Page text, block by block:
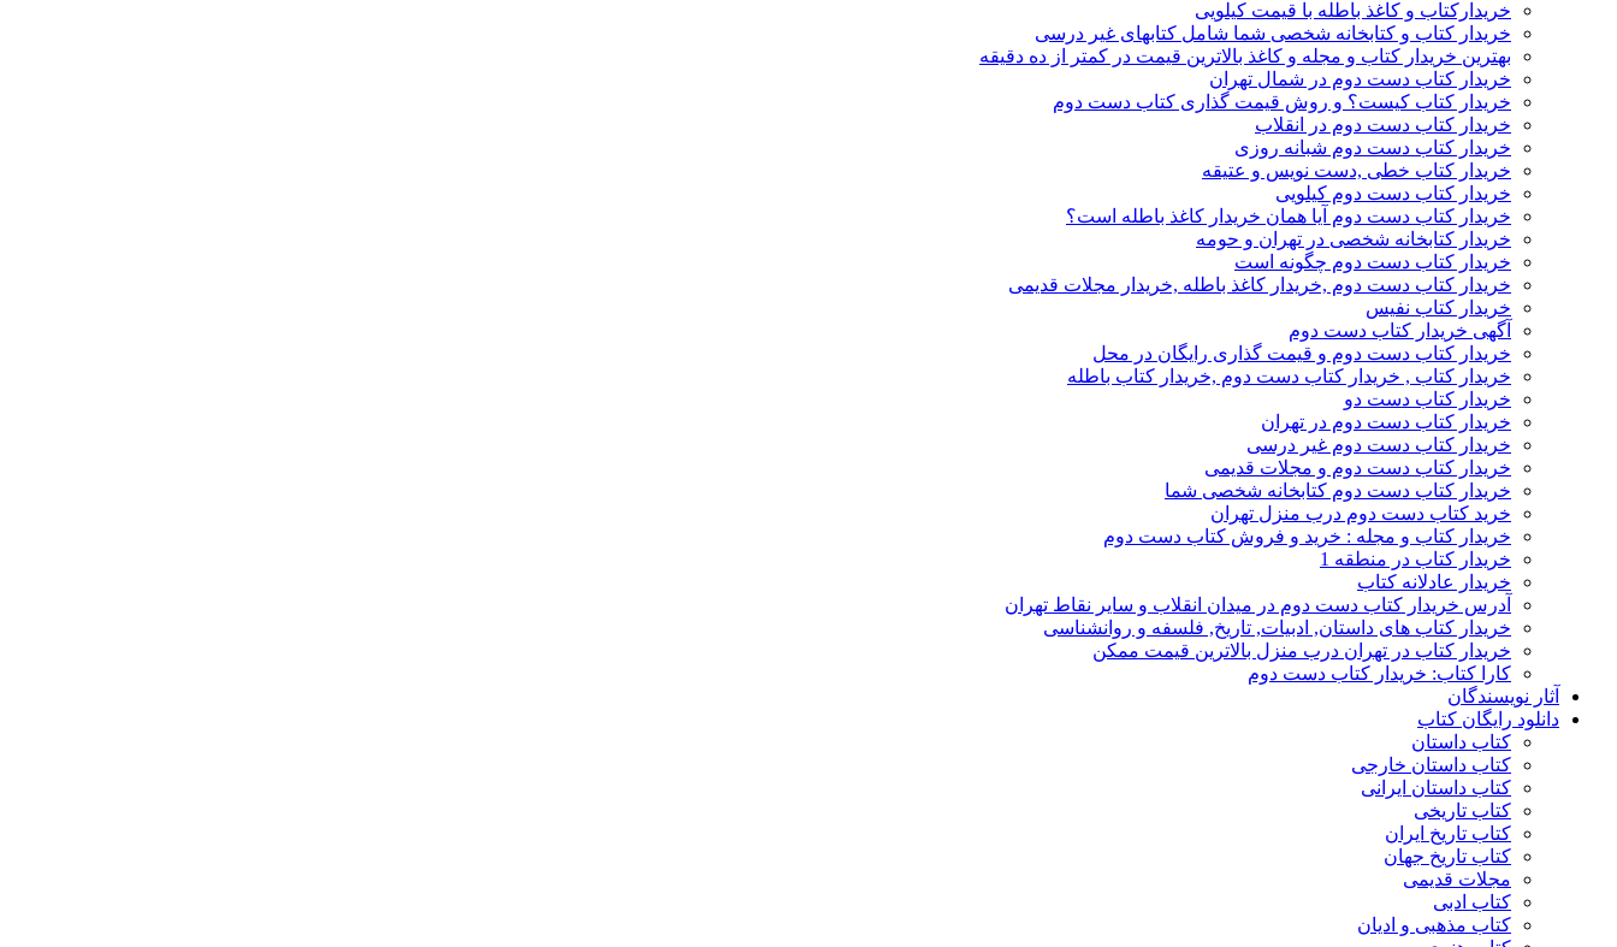
خریدارکتاب و کاغذ باطله با قیمت کیلویی
خریدار کتاب و کتابخانه شخصی شما شامل کتابهای غیر درسی
بهترین خریدار کتاب و مجله و کاغذ بالاترین قیمت در کمتر از ده دقیقه
خریدار کتاب دست دوم در شمال تهران
خریدار کتاب کیست؟ و روش قیمت گذاری کتاب دست دوم
خریدار کتاب دست دوم در انقلاب
خریدار کتاب دست دوم شبانه روزی
خریدار کتاب خطی ,دست نویس و عتیقه
خریدار کتاب دست دوم کیلویی
خریدار کتاب دست دوم آیا همان خریدار کاغذ باطله است؟
خریدار کتابخانه شخصی در تهران و حومه
خریدار کتاب دست دوم چگونه است
خریدار کتاب دست دوم ,خریدار کاغذ باطله ,خریدار مجلات قدیمی
خریدار کتاب نفیس
آگهی خریدار کتاب دست دوم
خریدار کتاب دست دوم و قیمت گذاری رایگان در محل
خریدار کتاب , خریدار کتاب دست دوم ,خریدار کتاب باطله
خریدار کتاب دست دو
خریدار کتاب دست دوم در تهران
خریدار کتاب دست دوم غیر درسی
خریدار کتاب دست دوم و مجلات قدیمی
خریدار کتاب دست دوم کتابخانه شخصی شما
خرید کتاب دست دوم درب منزل تهران
خریدار کتاب و مجله : خرید و فروش کتاب دست دوم
خریدار کتاب در منطقه 1
خریدار عادلانه کتاب
آدرس خریدار کتاب دست دوم در میدان انقلاب و سایر نقاط تهران
خریدار کتاب های داستان, ادبیات, تاریخ, فلسفه و روانشناسی
خریدار کتاب در تهران درب منزل بالاترین قیمت ممکن
کارا کتاب: خریدار کتاب دست دوم
آثار نویسندگان
دانلود رایگان کتاب
کتاب داستان
کتاب داستان خارجی
کتاب داستان ایرانی
کتاب تاریخی
کتاب تاریخ ایران
کتاب تاریخ جهان
مجلات قدیمی
کتاب ادبی
کتاب مذهبی و ادیان